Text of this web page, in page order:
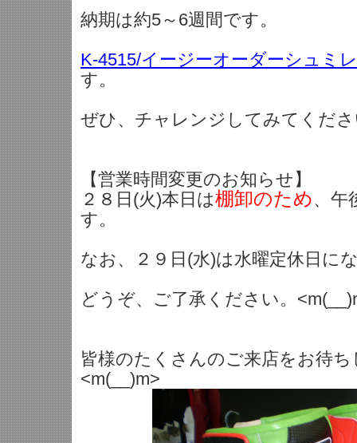
納期は約5～6週間です。
K-4515/イージーオーダーシュミ
す。
ぜひ、チャレンジしてみてくだ
【営業時間変更のお知らせ】
２８日(火)本日は棚卸のため、午
す。
なお、２９日(水)は水曜定休日に
どうぞ、ご了承ください。
皆様のたくさんのご来店をお待
<m(__)m>